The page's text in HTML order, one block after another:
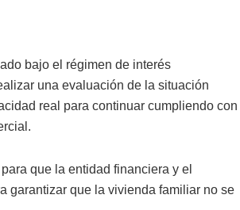
bajo el régimen de interés
una evaluación de la situación
real para continuar cumpliendo con
que la entidad financiera y el
garantizar que la vivienda familiar no se